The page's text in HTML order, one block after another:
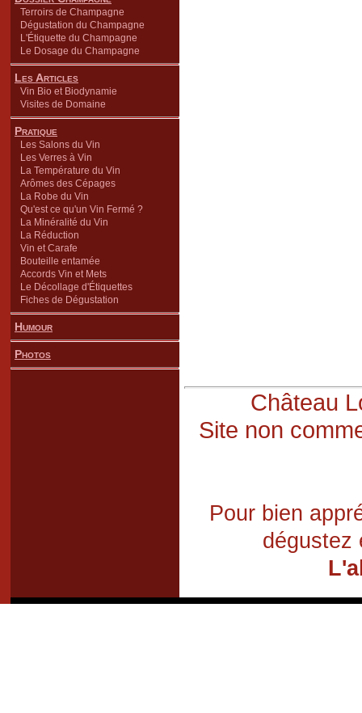
Terroirs de Champagne
Dégustation du Champagne
L'Étiquette du Champagne
Le Dosage du Champagne
Les Articles
Vin Bio et Biodynamie
Visites de Domaine
Pratique
Les Salons du Vin
Les Verres à Vin
La Température du Vin
Arômes des Cépages
La Robe du Vin
Qu'est ce qu'un Vin Fermé ?
La Minéralité du Vin
La Réduction
Vin et Carafe
Bouteille entamée
Accords Vin et Mets
Le Décollage d'Étiquettes
Fiches de Dégustation
Humour
Photos
Château
Site non
Pour bien
dégustez